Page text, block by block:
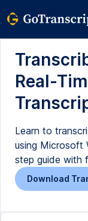
Real-
Learn to
using Microsoft
step guide with
Download